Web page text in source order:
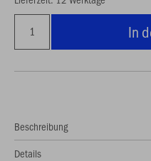
In
Beschreibung
Details